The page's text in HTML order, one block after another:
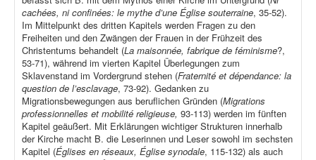
cachées, ni confinées: le mythe d’une Église souterraine, 35-52).
Im Mittelpunkt des dritten Kapitels werden Fragen zu den
Freiheiten und den Zwängen der Frauen in der Frühzeit des
Christentums behandelt (La maisonnée, fabrique de féminisme?,
53-71), während im vierten Kapitel Überlegungen zum
Sklavenstand im Vordergrund stehen (Fraternité et dépendance: la
question de l’esclavage, 73-92). Gedanken zu
Migrationsbewegungen aus beruflichen Gründen (Migrations
professionnelles et mobilité religieuse, 93-113) werden im fünften
Kapitel geäußert. Mit Erklärungen wichtiger Strukturen innerhalb
der Kirche macht B. die Leserinnen und Leser sowohl im sechsten
Kapitel (Églises en réseaux, Église synodale, 115-132) als auch